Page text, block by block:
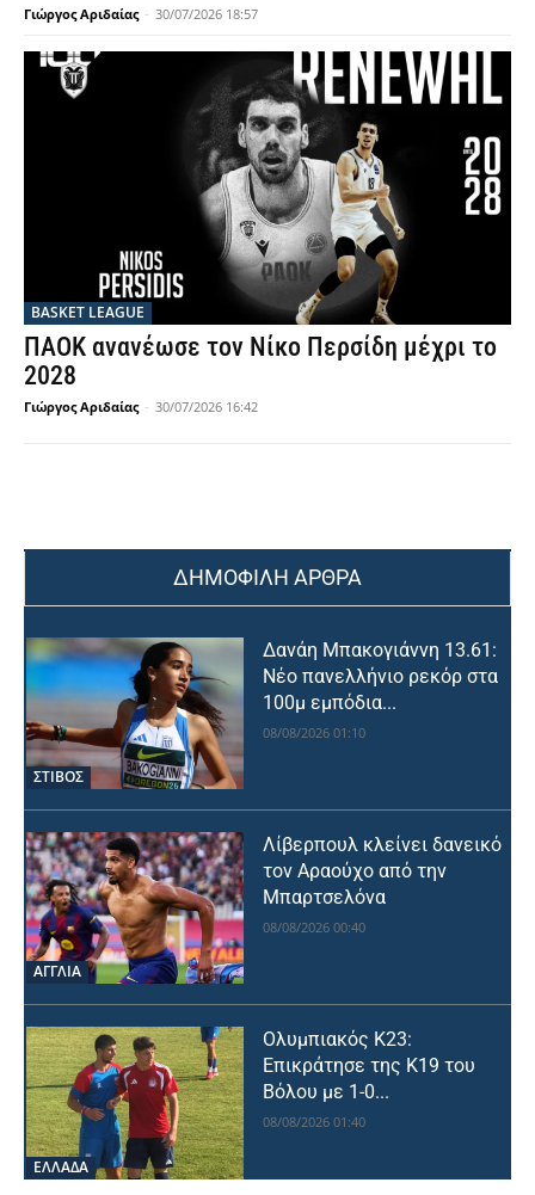
Γιώργος Αριδαίας - 30/07/2026 18:57
BASKET LEAGUE
ΠΑΟΚ ανανέωσε τον Νίκο Περσίδη μέχρι το
2028
Γιώργος Αριδαίας - 30/07/2026 16:42
ΔΗΜΟΦΙΛΗ ΑΡΘΡΑ
ΣΤΙΒΟΣ
Δανάη Μπακογιάννη 13.61:
Νέο πανελλήνιο ρεκόρ στα
100μ εμπόδια...
08/08/2026 01:10
ΑΓΓΛΙΑ
Λίβερπουλ κλείνει δανεικό
τον Αραούχο από την
Μπαρτσελόνα
08/08/2026 00:40
ΕΛΛΑΔΑ
Ολυμπιακός Κ23:
Επικράτησε της Κ19 του
Βόλου με 1-0...
08/08/2026 01:40